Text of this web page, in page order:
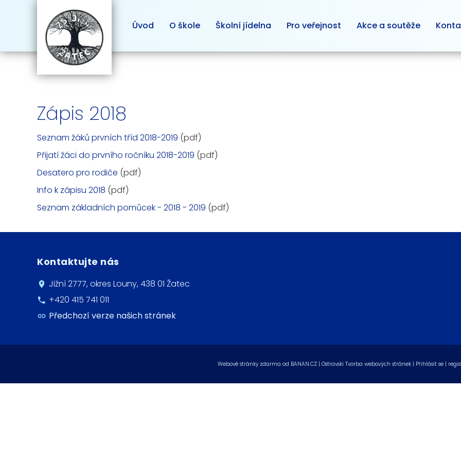
Úvod O škole Školní jídelna Pro veřejnost Akce a soutěže
Zápis 2018
Seznam žáků prvních tříd 2018-2019 (pdf)
Přijatí žáci do prvního ročníku 2018-2019 (pdf)
Desatero pro rodiče (pdf)
Info k zápisu 2018 (pdf)
Seznam základních pomůcek - 2018 - 2019 (pdf)
Kontaktujte nás
Jižní 2777, okres Louny, 438 01 Žatec
+420 415 741 011
Předchozí verze našich stránek
Webové stránky zdarma od BANAN.CZ| Ostravski Tvorba webových stránek | Přihlásit se |